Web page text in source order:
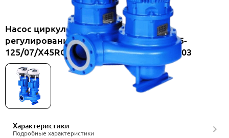
Насос циркуляционный с частотным
регулированием Lowara e-LNT LNTSH 65-
125/07/X45RCS4/4, артикул RU2050401003
Характеристики
Подробные характеристики